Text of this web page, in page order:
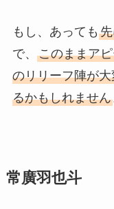
もし、あっても
で、 このままア
のリリーフ陣が
るかもしれません
常廣羽也斗